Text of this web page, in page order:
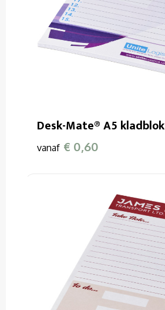
Desk-Mate® A5 kladblok
vanaf € 0,60